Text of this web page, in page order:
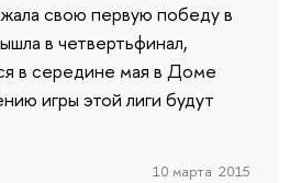
свою первую победу в
в четвертьфинал,
в середине мая в Доме
игры этой лиги будут
10 марта 2015